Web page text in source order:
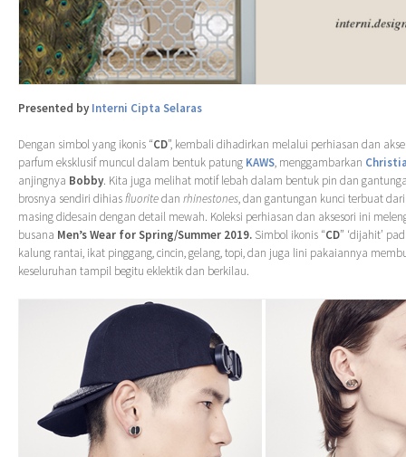
Presented by Interni Cipta Selaras
Dengan simbol yang ikonis “CD”, kembali dihadirkan melalui perhiasan dan
parfum eksklusif muncul dalam bentuk patung KAWS, menggambarkan
anjingnya Bobby. Kita juga melihat motif lebah dalam bentuk pin dan
brosnya sendiri dihiasfluoritedan rhinestones, dan gantungan kunci terbuat
masing didesain dengan detail mewah. Koleksi perhiasan dan aksesori ini
busana Men’s Wear for Spring/Summer 2019. Simbol ikonis “CD” ‘dijahit’
kalung rantai, ikat pinggang, cincin, gelang, topi, dan juga lini pakaiannya
keseluruhan tampil begitu eklektik dan berkilau.